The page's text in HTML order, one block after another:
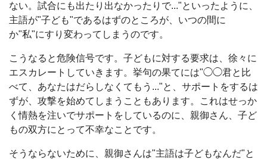
ない。試合にも出たり出なかったりで..."といったように、
主語が"子ども"であるはずのところが、いつの間に
か"私"にすり変わってしまうのです。
こうなると危険信号です。子どもに対する要求は、徐々に
エスカレートしていきます。挙句の果てには"◯◯君と比
べて、あなたはだらしなくてもう..."と、サポートをするは
ずが、攻撃を始めてしまうこともあります。これはせっか
く情熱を注いでサポートをしているのに、親御さん、子ど
もの双方にとって不幸なことです。
そうならないために、親御さんは"主語は子どもなんだ"と